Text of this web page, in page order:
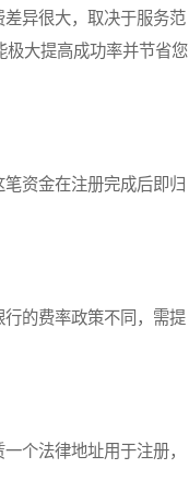
异很大，取决于服务范
极大提高成功率并节省您
资金在注册完成后即归
的费率政策不同，需提
个法律地址用于注册，